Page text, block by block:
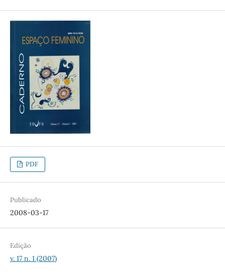
PDF
Publicado
2008-03-17
Edição
v. 17 n. 1 (2007)